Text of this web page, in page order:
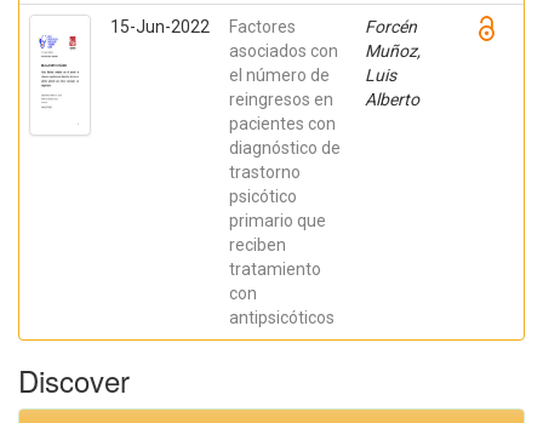
15-Jun-2022
Factores
asociados con
el número de
reingresos en
pacientes con
diagnóstico de
trastorno
psicótico
primario que
reciben
tratamiento
con
antipsicóticos
Forcén
Muñoz,
Luis
Alberto
Discover